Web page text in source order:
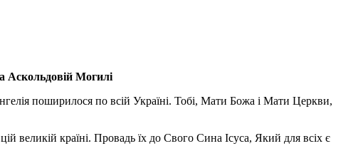
Аскольдовій Могилі
поширилося по всій Україні. Тобі, Мати Божа і Мати Церкви,
великій країні. Провадь їх до Свого Сина Ісуса, Який для всіх є